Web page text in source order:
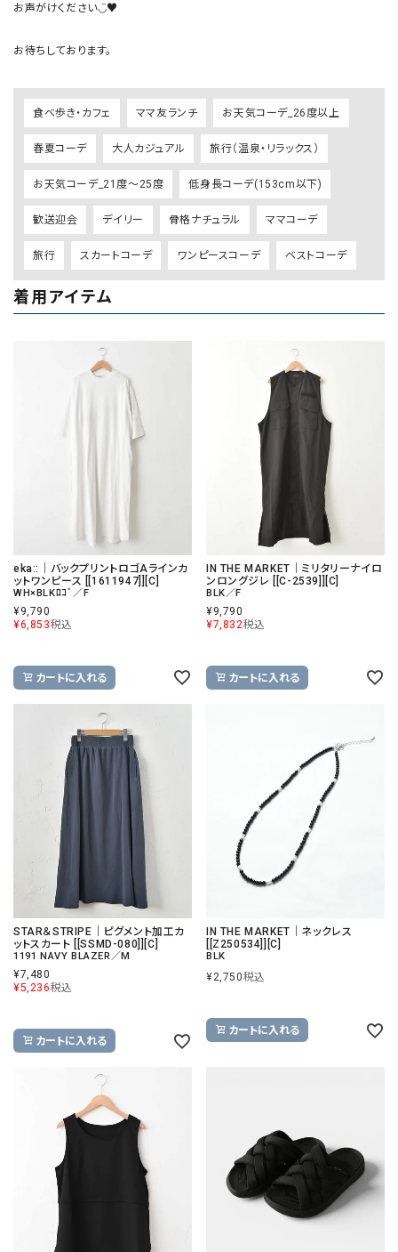
お声がけください◡̈♥︎
食べ歩き・カフェ ママ友ランチ お天気コーデ_26度以上
春夏コーデ 大人カジュアル 旅行（温泉・リラックス）
お天気コーデ_21度～25度 低身長コーデ(153cm以下)
歓送迎会 デイリー 骨格ナチュラル ママコーデ
旅行 スカートコーデ ワンピースコーデ ベストコーデ
着用アイテム
eka::｜バックプリントロゴAラインカ
ットワンピース [[1611947]][C]
WH×BLKﾛｺﾞ／F
¥9,790
¥6,853税込
カートに入れる
IN THE MARKET｜ミリタリーナイロ
ンロングジレ [[C-2539]][C]
BLK／F
¥9,790
¥7,832税込
カートに入れる
STAR＆STRIPE｜ピグメント加工カ
ットスカート [[SSMD-080]][C]
1191 NAVY BLAZER／M
¥7,480
¥5,236税込
カートに入れる
IN THE MARKET｜ネックレス
[[Z250534]][C]
BLK
¥2,750税込
カートに入れる